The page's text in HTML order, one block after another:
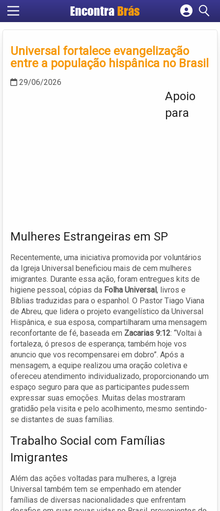
Encontra Brás
Cadastrar empresa
Criar conta
Universal fortalece evangelização
entre a população hispânica no Brasil
29/06/2026
Apoio
para
Mulheres Estrangeiras em SP
Recentemente, uma iniciativa promovida por voluntários
da Igreja Universal beneficiou mais de cem mulheres
imigrantes. Durante essa ação, foram entregues kits de
higiene pessoal, cópias da Folha Universal, livros e
Bíblias traduzidas para o espanhol. O Pastor Tiago Viana
de Abreu, que lidera o projeto evangelístico da Universal
Hispânica, e sua esposa, compartilharam uma mensagem
reconfortante de fé, baseada em Zacarias 9:12: “Voltai à
fortaleza, ó presos de esperança; também hoje vos
anuncio que vos recompensarei em dobro”. Após a
mensagem, a equipe realizou uma oração coletiva e
ofereceu atendimento individualizado, proporcionando um
espaço seguro para que as participantes pudessem
expressar suas emoções. Muitas delas mostraram
gratidão pela visita e pelo acolhimento, mesmo sentindo-
se distantes de suas famílias.
Trabalho Social com Famílias
Imigrantes
Além das ações voltadas para mulheres, a Igreja
Universal também tem se empenhado em atender
famílias de diversas nacionalidades que enfrentam